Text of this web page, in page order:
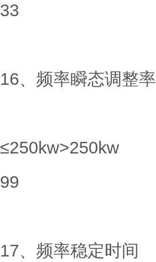
33
16、频率瞬态调整率
≤250kw>250kw
99
17、频率稳定时间